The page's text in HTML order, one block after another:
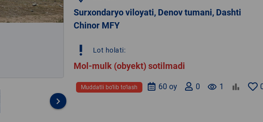
keyboard_arrow_right
Surxondaryo viloyati, Denov tumani, Dashti
Chinor MFY
priority_high Lot holati:
Mol-mulk (obyekt) sotilmadi
remove_red_eye 1
0
60 oy
Muddatli bo‘lib to‘lash